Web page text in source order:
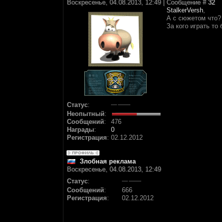
Воскресенье, 04.08.2013, 12:49 | Сообщение # 32
Статус:
Неопытный:
Сообщений:
476
Награды:
0
Регистрация: 02.12.2012
StalkerVersh,
А с сюжетом что?
За кого играть то
Злобная реклама
Воскресенье, 04.08.2013, 12:49
Статус:
Сообщений:
666
Регистрация: 02.12.2012